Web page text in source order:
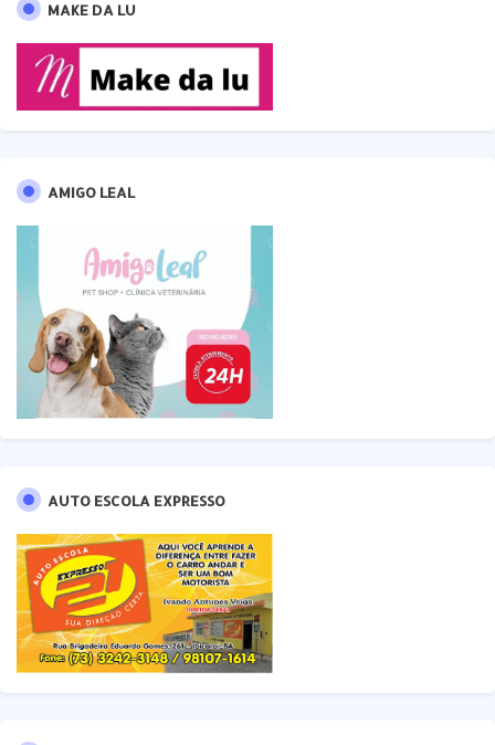
MAKE DA LU
AMIGO LEAL
AUTO ESCOLA EXPRESSO